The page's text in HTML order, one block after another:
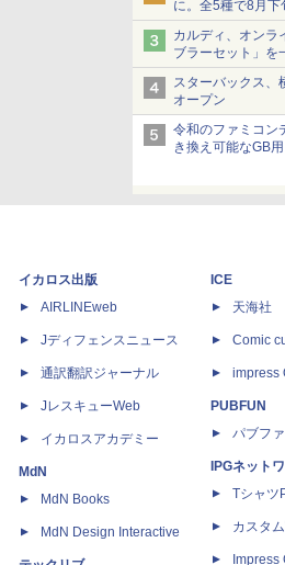
に。全5種で8月下
カルディ、オンラ
ブラーセット」を
当選無効分
スターバックス、
オープン
令和のファミコン
き換え可能なGB
イカロス出版
AIRLINEweb
Jディフェンスニュース
通訳翻訳ジャーナル
JレスキューWeb
イカロスアカデミー
MdN
MdN Books
MdN Design Interactive
ICE
天海社
Comic
impress
PUBFUN
パブフ
IPGネット
Tシャ
カスタ